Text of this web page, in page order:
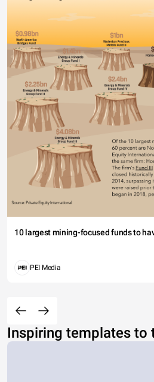
10 largest mining-focused funds to
PEI Media
Inspiring templates to